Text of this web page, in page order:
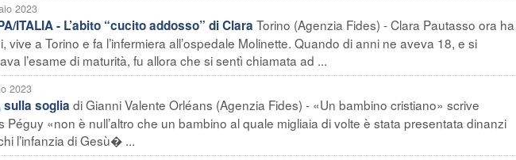
2023
ITALIA - L’abito “cucito addosso” di Clara Torino (Agenzia Fides) - Clara Pautasso ora ha
vive a Torino e fa l’infermiera all’ospedale Molinette. Quando di anni ne aveva 18, e si
l’esame di maturità, fu allora che si sentì chiamata ad ...
2023
sulla soglia di Gianni Valente Orléans (Agenzia Fides) - «Un bambino cristiano» scrive
Péguy «non è null’altro che un bambino al quale migliaia di volte è stata presentata dinanzi
l’infanzia di Gesù� ...